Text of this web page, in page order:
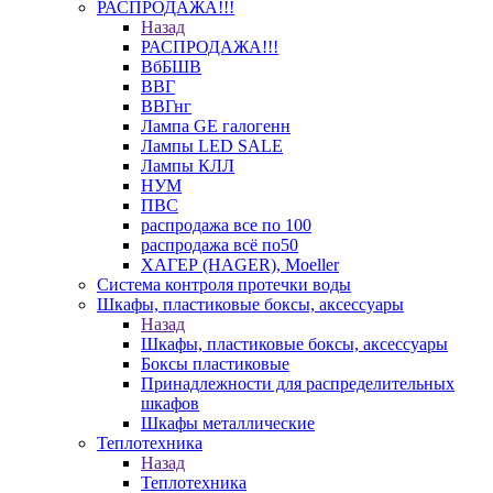
РАСПРОДАЖА!!!
Назад
РАСПРОДАЖА!!!
ВбБШВ
ВВГ
ВВГнг
Лампа GE галогенн
Лампы LED SALE
Лампы КЛЛ
НУМ
ПВС
распродажа все по 100
распродажа всё по50
ХАГЕР (HAGER), Moeller
Система контроля протечки воды
Шкафы, пластиковые боксы, аксессуары
Назад
Шкафы, пластиковые боксы, аксессуары
Боксы пластиковые
Принадлежности для распределительных
шкафов
Шкафы металлические
Теплотехника
Назад
Теплотехника